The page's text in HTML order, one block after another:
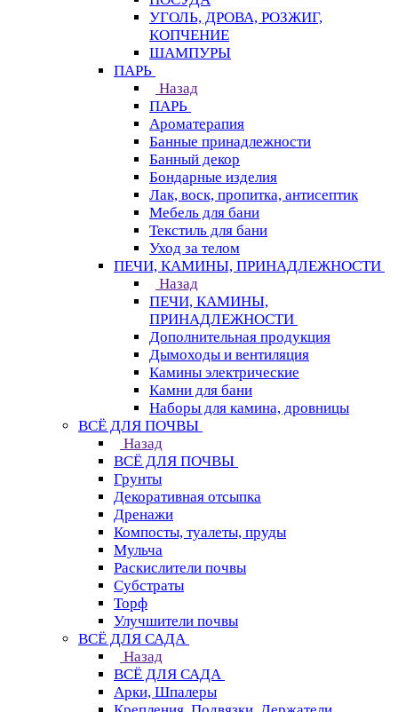
УГОЛЬ, ДРОВА, РОЗЖИГ,
КОПЧЕНИЕ
ШАМПУРЫ
ПАРЬ
Назад
ПАРЬ
Ароматерапия
Банные принадлежности
Банный декор
Бондарные изделия
Лак, воск, пропитка, антисептик
Мебель для бани
Текстиль для бани
Уход за телом
ПЕЧИ, КАМИНЫ, ПРИНАДЛЕЖНОСТИ
Назад
ПЕЧИ, КАМИНЫ,
ПРИНАДЛЕЖНОСТИ
Дополнительная продукция
Дымоходы и вентиляция
Камины электрические
Камни для бани
Наборы для камина, дровницы
ВСЁ ДЛЯ ПОЧВЫ
Назад
ВСЁ ДЛЯ ПОЧВЫ
Грунты
Декоративная отсыпка
Дренажи
Компосты, туалеты, пруды
Мульча
Раскислители почвы
Субстраты
Торф
Улучшители почвы
ВСЁ ДЛЯ САДА
Назад
ВСЁ ДЛЯ САДА
Арки, Шпалеры